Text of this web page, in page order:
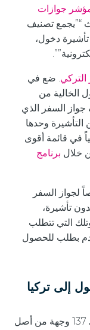
جوازات
“”يجمع تصنيف
تأشيرة دخول،
. ضع في
الخالية من
جواز السفر الذي
التأشيرة وحدها
تركيا المرتبة الـ 37 عالمياً في قائمة أقوى
خلال برنامج
لجواز السفر
تأشيرة،
التي تتطلب
بطلب للحصول
إلى تركيا
يمكن لحاملي جواز السفر التركي السفر إلى 137 وجهة من أصل